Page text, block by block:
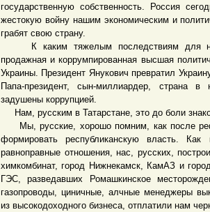
государственную собственность. Россия
жестокую войну нашим экономическим и
грабят свою страну.
К каким тяжелым последствиям для
продажная и коррумпированная высшая
Украины. Президент Янукович превратил
Папа-президент, сын-миллиардер, страна
задушены коррупцией.
Нам, русским в Татарстане, это до боли
Мы, русские, хорошо помним, как после
формировать республиканскую власть.
равноправные отношения, нас, русских,
химкомбинат, город Нижнекамск, КамАЗ и
ГЭС, разведавших Ромашкинское
газопроводы, циничные, алчные менеджеры
из высокодоходного бизнеса, отплатили нам